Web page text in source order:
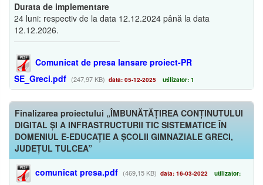
Durata de implementare
24 luni: respectiv de la data 12.12.2024 până la data
12.12.2026.
Comunicat de presa lansare proiect-PR
SE_Greci.pdf (247,97 KB) data: 05-12-2025 utilizator: 1
Finalizarea proiectului „ÎMBUNĂTĂȚIREA CONȚINUTULUI
DIGITAL ȘI A INFRASTRUCTURII TIC SISTEMATICE ÎN
DOMENIUL E-EDUCAȚIE A ȘCOLII GIMNAZIALE GRECI,
JUDEȚUL TULCEA”
comunicat presa.pdf (469,15 KB) data: 16-03-2022 utilizator: